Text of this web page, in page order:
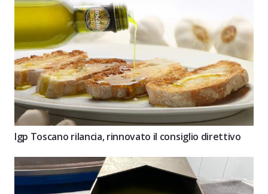
Igp Toscano rilancia, rinnovato il consiglio direttivo